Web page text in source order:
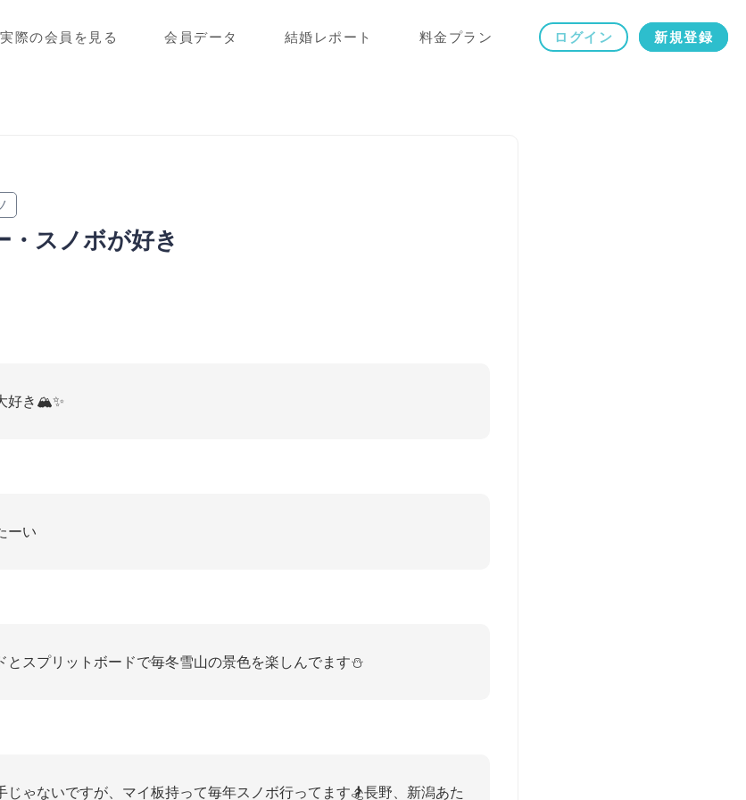
実際の会員を見る 会員データ 結婚レポート 料金プラン ログイン 新規登録
・スノボが好き
好き🏔✨
ーい
とスプリットボードで毎冬雪山の景色を楽しんでます⛄️
じゃないですが、マイ板持って毎年スノボ行ってます🏂長野、新潟あた